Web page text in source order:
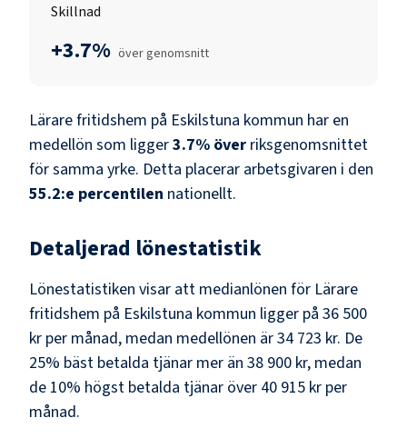
Skillnad
+3.7% över genomsnitt
Lärare fritidshem på Eskilstuna kommun har en
medellön som ligger3.7% över riksgenomsnittet
för samma yrke. Detta placerar arbetsgivaren i den
55.2:e percentilen nationellt.
Detaljerad lönestatistik
Lönestatistiken visar att medianlönen för Lärare
fritidshem på Eskilstuna kommun ligger på 36 500
kr per månad, medan medellönen är34 723 kr. De
25% bäst betalda tjänar mer än 38 900 kr, medan
de 10% högst betalda tjänar över 40 915 kr per
månad.